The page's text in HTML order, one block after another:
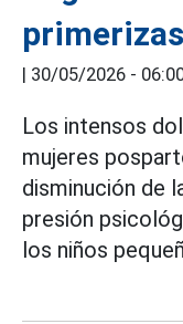
primerizas
| 30/05/2026 -
Los intensos
mujeres
disminución de
presión
los niños